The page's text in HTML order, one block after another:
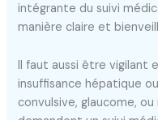
intégrante du suivi
manière claire et
Il faut aussi être vigilant
insuffisance hépatique
convulsive, glaucome,